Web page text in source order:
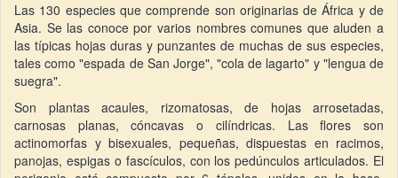
Las 130 especies que comprende son originarias de África y de
Asia. Se las conoce por varios nombres comunes que aluden a
las típicas hojas duras y punzantes de muchas de sus especies,
tales como "espada de San Jorge", "cola de lagarto" y "lengua de
suegra".
Son plantas acaules, rizomatosas, de hojas arrosetadas,
carnosas planas, cóncavas o cilíndricas. Las flores son
actinomorfas y bisexuales, pequeñas, dispuestas en racimos,
panojas, espigas o fascículos, con los pedúnculos articulados. El